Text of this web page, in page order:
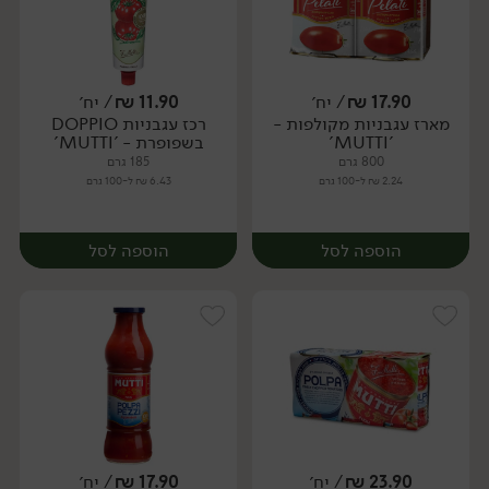
יח׳ יח׳
17.90
₪/ יח׳
מארז עגבניות מקולפות -
'MUTTI'
800 גרם
2.24 ₪ ל-100 גרם
הוספה לסל
11.90
₪/ יח׳
רכז עגבניות DOPPIO
בשפופרת - 'MUTTI'
185 גרם
6.43 ₪ ל-100 גרם
הוספה לסל
23.90
₪/ יח׳
17.90
₪/ יח׳